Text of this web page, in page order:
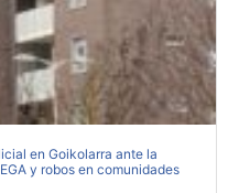
en Goikolarra ante la
y robos en comunidades